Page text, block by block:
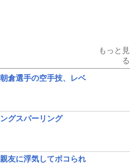
もっと見
る
倉選手の空手技、レベ
グスパーリング
友に浮気してボコられ